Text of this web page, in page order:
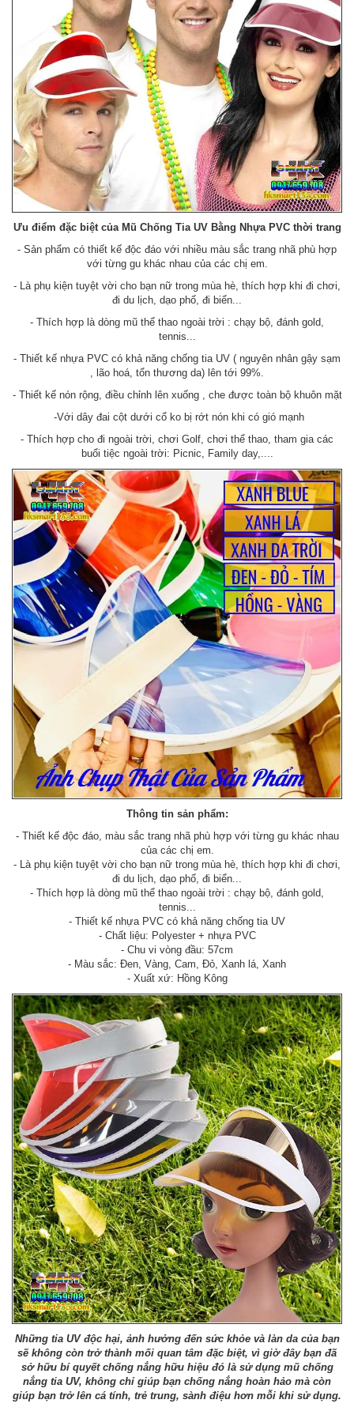
Ưu điểm đặc biệt của Mũ Chống Tia UV Bằng Nhựa PVC thời trang
- Sản phẩm có thiết kế độc đáo với nhiều màu sắc trang nhã phù hợp
với từng gu khác nhau của các chị em.
- Là phụ kiện tuyệt vời cho bạn nữ trong mùa hè, thích hợp khi đi chơi,
đi du lịch, dạo phố, đi biển...
- Thích hợp là dòng mũ thể thao ngoài trời : chạy bộ, đánh gold,
tennis...
- Thiết kế nhựa PVC có khả năng chống tia UV ( nguyên nhân gậy sạm
, lão hoá, tổn thương da) lên tới 99%.
- Thiết kế nón rộng, điều chỉnh lên xuống , che được toàn bộ khuôn mặt
-Với dây đai cột dưới cổ ko bị rớt nón khi có gió mạnh
- Thích hợp cho đi ngoài trời, chơi Golf, chơi thể thao, tham gia các
buổi tiệc ngoài trời: Picnic, Family day,....
Thông tin sản phẩm:
- Thiết kế độc đáo, màu sắc trang nhã phù hợp với từng gu khác nhau
của các chị em.
- Là phụ kiện tuyệt vời cho bạn nữ trong mùa hè, thích hợp khi đi chơi,
đi du lịch, dạo phố, đi biển...
- Thích hợp là dòng mũ thể thao ngoài trời : chạy bộ, đánh gold,
tennis...
- Thiết kế nhựa PVC có khả năng chống tia UV
- Chất liệu: Polyester + nhựa PVC
- Chu vi vòng đầu: 57cm
- Màu sắc: Đen, Vàng, Cam, Đỏ, Xanh lá, Xanh
- Xuất xứ: Hồng Kông
Những tia UV độc hại, ảnh hưởng đến sức khỏe và làn da của bạn
sẽ không còn trở thành mối quan tâm đặc biệt, vì giờ đây bạn đã
sở hữu bí quyết chống nắng hữu hiệu đó là sử dụng mũ chống
nắng tia UV, không chỉ giúp bạn chống nắng hoàn hảo mà còn
giúp bạn trở lên cá tính, trẻ trung, sành điệu hơn mỗi khi sử dụng.